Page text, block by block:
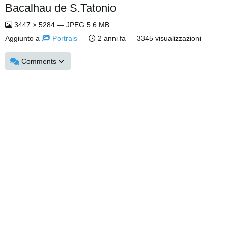
Bacalhau de S.Tatonio
3447 × 5284 — JPEG 5.6 MB
Aggiunto a
Portrais — 2 anni fa — 3345 visualizzazioni
Comments